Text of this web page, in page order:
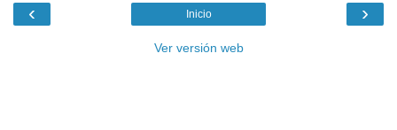
‹ ›
Inicio
Ver versión web